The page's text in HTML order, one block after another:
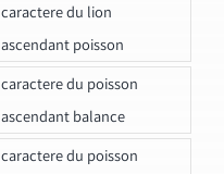
caractere du lion
ascendant poisson
caractere du poisson
ascendant balance
caractere du poisson